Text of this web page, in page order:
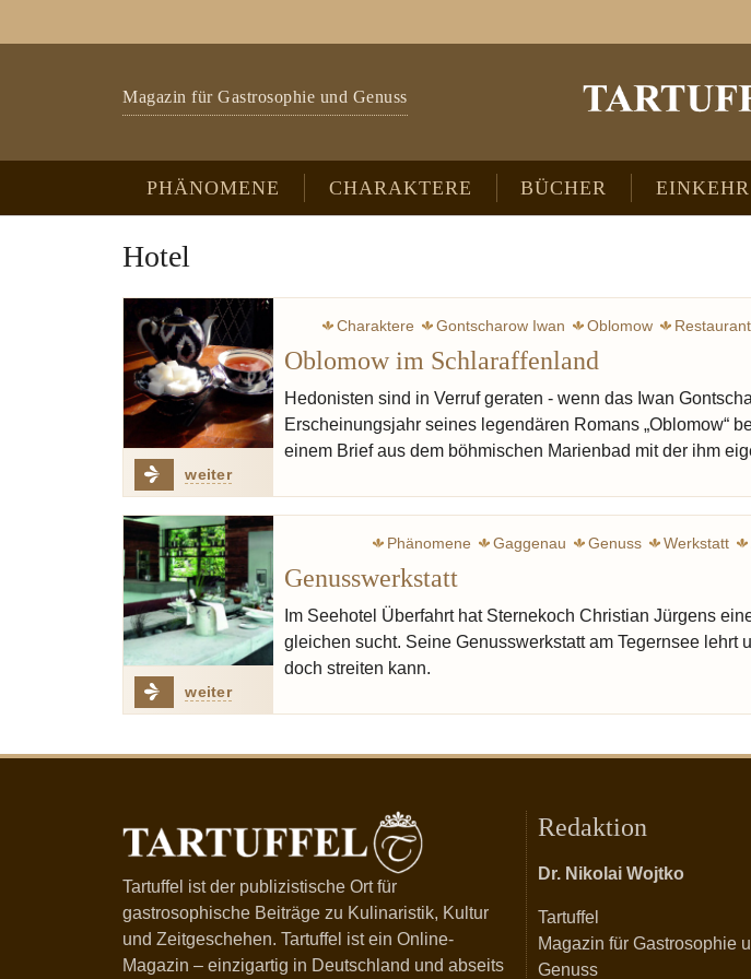
Magazin für Gastrosophie und Genuss
PHÄNOMENE CHARAKTERE BÜCHER EINKEHR
Hotel
weiter
Charaktere Gontscharow Iwan Oblomow Restaurant
Brötchen
Oblomow im Schlaraffenland
Hedonisten sind in Verruf geraten - wenn das Iwan
Erscheinungsjahr seines legendären Romans „Oblomow“
einem Brief aus dem böhmischen Marienbad mit der ihm
weiter
Phänomene Gaggenau Genuss Werkstatt
Genusswerkstatt
Im Seehotel Überfahrt hat Sternekoch Christian Jürgens
gleichen sucht. Seine Genusswerkstatt am Tegernsee lehrt
doch streiten kann.
Tartuffel ist der publizistische Ort für
gastrosophische Beiträge zu Kulinaristik, Kultur
und Zeitgeschehen. Tartuffel ist ein Online-
Magazin – einzigartig in Deutschland und abseits
Redaktion
Dr. Nikolai Wojtko
Tartuffel
Magazin für Gastrosophie
Genuss